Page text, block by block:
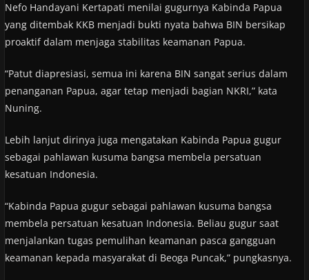
Nefo Handayani Kertapati menilai gugurnya Kabinda Papua
yang ditembak KKB menjadi bukti nyata bahwa BIN bersikap
proaktif dalam menjaga stabilitas keamanan Papua.
“Patut diapresiasi, semua ini karena BIN sangat serius dalam
penanganan Papua, agar tetap menjadi bagian NKRI,” kata
Nuning.
Lebih lanjut dirinya juga mengatakan Kabinda Papua gugur
sebagai pahlawan kusuma bangsa membela persatuan
kesatuan Indonesia.
“Kabinda Papua gugur sebagai pahlawan kusuma bangsa
membela persatuan kesatuan Indonesia. Beliau gugur saat
menjalankan tugas pemulihan keamanan pasca gangguan
keamanan kepada masyarakat di Beoga Puncak,” pungkasnya.